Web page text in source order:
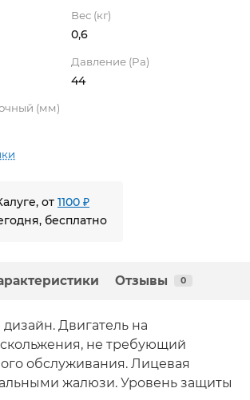
Вес (кг)
0,6
Давление (Pa)
44
(мм)
от 1100 ₽
бесплатно
Отзывы 0
Двигатель на
не требующий
обслуживания. Лицевая
жалюзи. Уровень защиты